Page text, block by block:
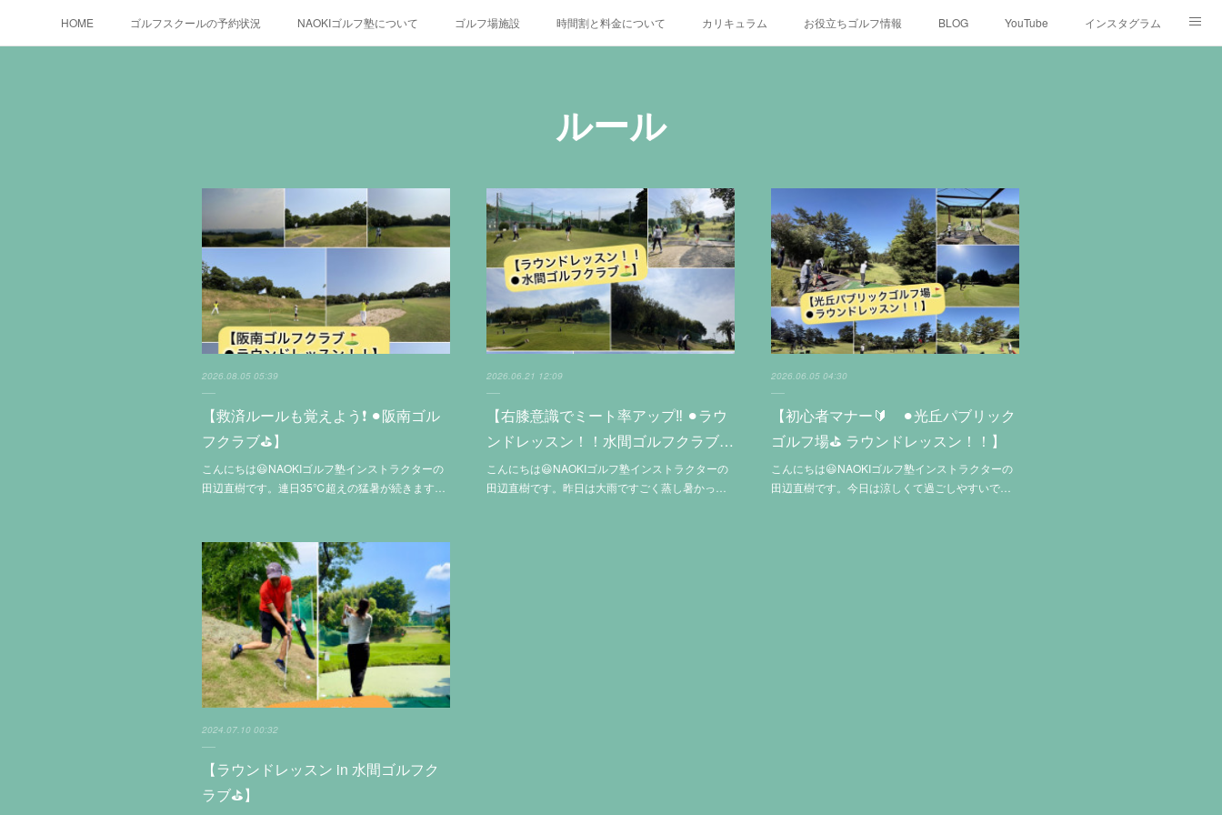
HOME ゴルフスクールの予約状況 NAOKIゴルフ塾について ゴルフ場施設 時間割と料金について カリキュラム お役立ちゴルフ情報 BLOG YouTube インスタグラム
ルール
2026.08.05 05:39
【救済ルールも覚えよう❗️ ⚫︎阪南ゴル
フクラブ⛳️】
こんにちは😃NAOKIゴルフ塾インストラクターの
田辺直樹です。連日35℃超えの猛暑が続きます…
2026.06.21 12:09
【右膝意識でミート率アップ‼️ ⚫︎ラウ
ンドレッスン！！水間ゴルフクラブ…
こんにちは😃NAOKIゴルフ塾インストラクターの
田辺直樹です。昨日は大雨ですごく蒸し暑かっ…
2026.06.05 04:30
【初心者マナー🔰 ⚫︎光丘パブリック
ゴルフ場⛳️ ラウンドレッスン！！】
こんにちは😃NAOKIゴルフ塾インストラクターの
田辺直樹です。今日は涼しくて過ごしやすいで…
2024.07.10 00:32
【ラウンドレッスン in 水間ゴルフク
ラブ⛳️】